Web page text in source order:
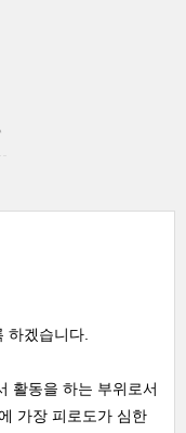
하겠습니다.
활동을 하는 부위로서
가장 피로도가 심한